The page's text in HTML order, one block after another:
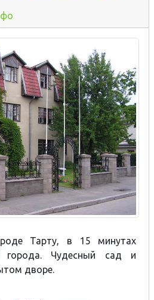
Тарту, в 15 минутах
Чудесный сад и
дворе.